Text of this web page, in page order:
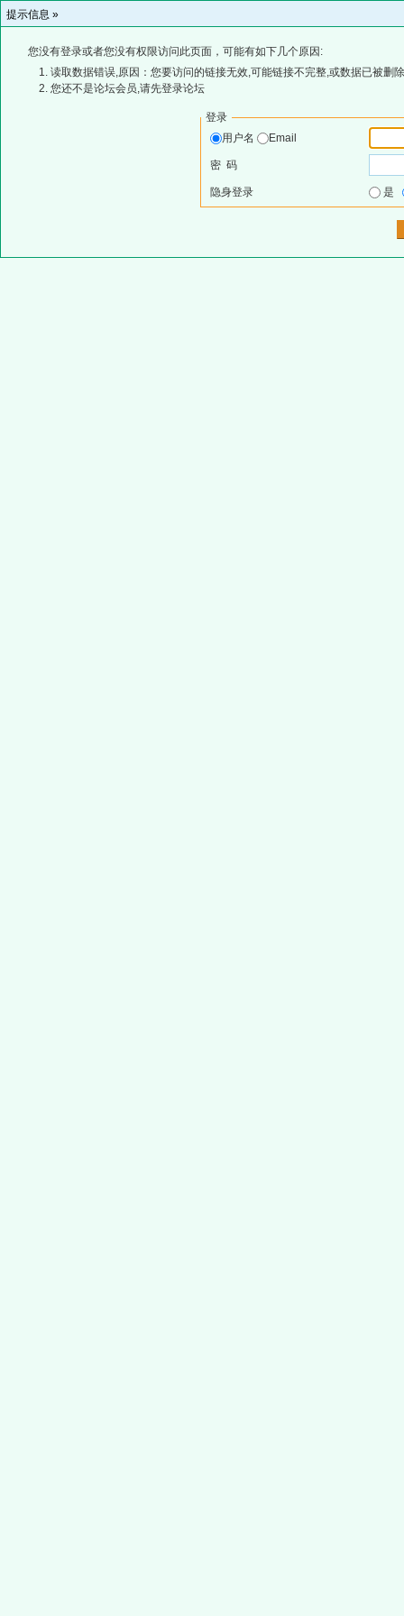
提示信息 »
您没有登录或者您没有权限访问此页面，可能有如下几个原因:
读取数据错误,原因：您要访问的链接无效,可能链接不完整,或数据已被删
您还不是论坛会员,请先登录论坛
登录
用户名
Email
密 码
隐身登录 是